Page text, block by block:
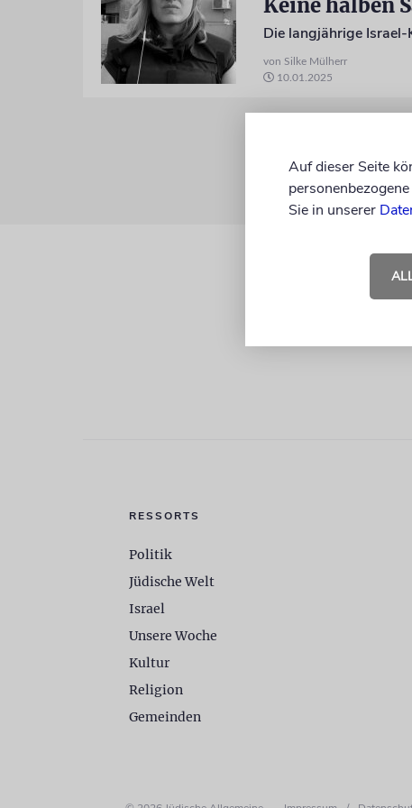
Keine halben
von Silke Mülherr
10.01.2025
RESSORTS
Politik
Jüdische Welt
Israel
Unsere Woche
Kultur
Religion
Gemeinden
Auf dieser Seite
Sie in unserer